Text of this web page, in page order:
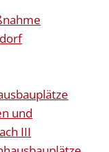
und
III